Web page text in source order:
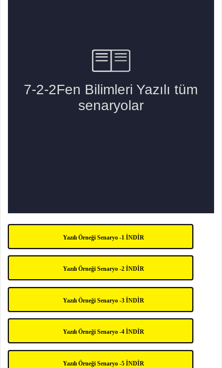
Yazılı Örneği Senaryo -1 İNDİR
Yazılı Örneği Senaryo -2 İNDİR
Yazılı Örneği Senaryo -3 İNDİR
Yazılı Örneği Senaryo -4 İNDİR
Yazılı Örneği Senaryo -5 İNDİR